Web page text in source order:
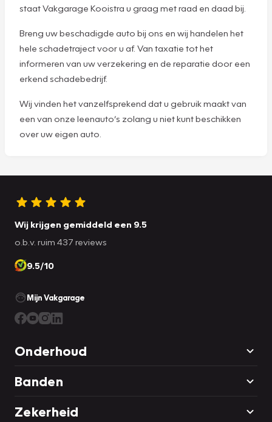
staat Vakgarage Kooistra u graag met raad en daad bij.
Breng uw beschadigde auto bij ons en wij handelen het
hele schadetraject voor u af. Van taxatie tot het
informeren van uw verzekering en de reparatie door een
erkend schadebedrijf.
Wij vinden het vanzelfsprekend dat u gebruik maakt van
een van onze leenauto’s zolang u niet kunt beschikken
over uw eigen auto.
Wij krijgen gemiddeld een 9.5
o.b.v. ruim 437 reviews
9.5/10
Mijn Vakgarage
Onderhoud
Banden
Zekerheid